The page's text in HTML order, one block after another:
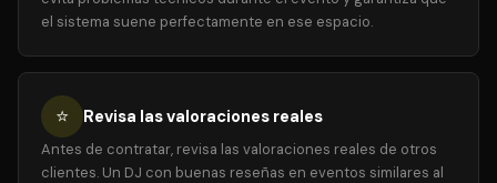
el sistema suene perfectamente en ese espacio.
⭐ Revisa las valoraciones reales
Antes de contratar, revisa las valoraciones reales de otros
clientes. Un DJ con buenas reseñas en eventos similares al